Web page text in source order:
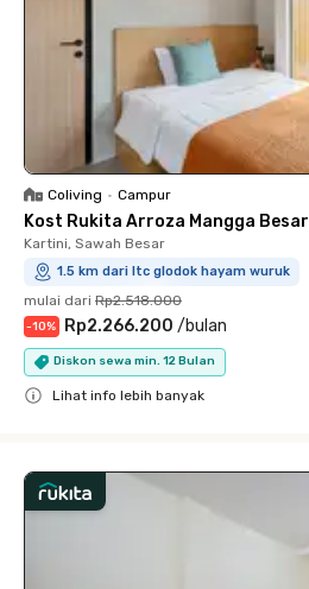
Coliving • Campur
Kost Rukita Arroza Mangga Besar
Kartini, Sawah Besar
1.5 km dari ltc glodok hayam wuruk
mulai dari Rp2.518.000
-10% Rp2.266.200 /bulan
Diskon sewa min. 12 Bulan
Lihat info lebih banyak